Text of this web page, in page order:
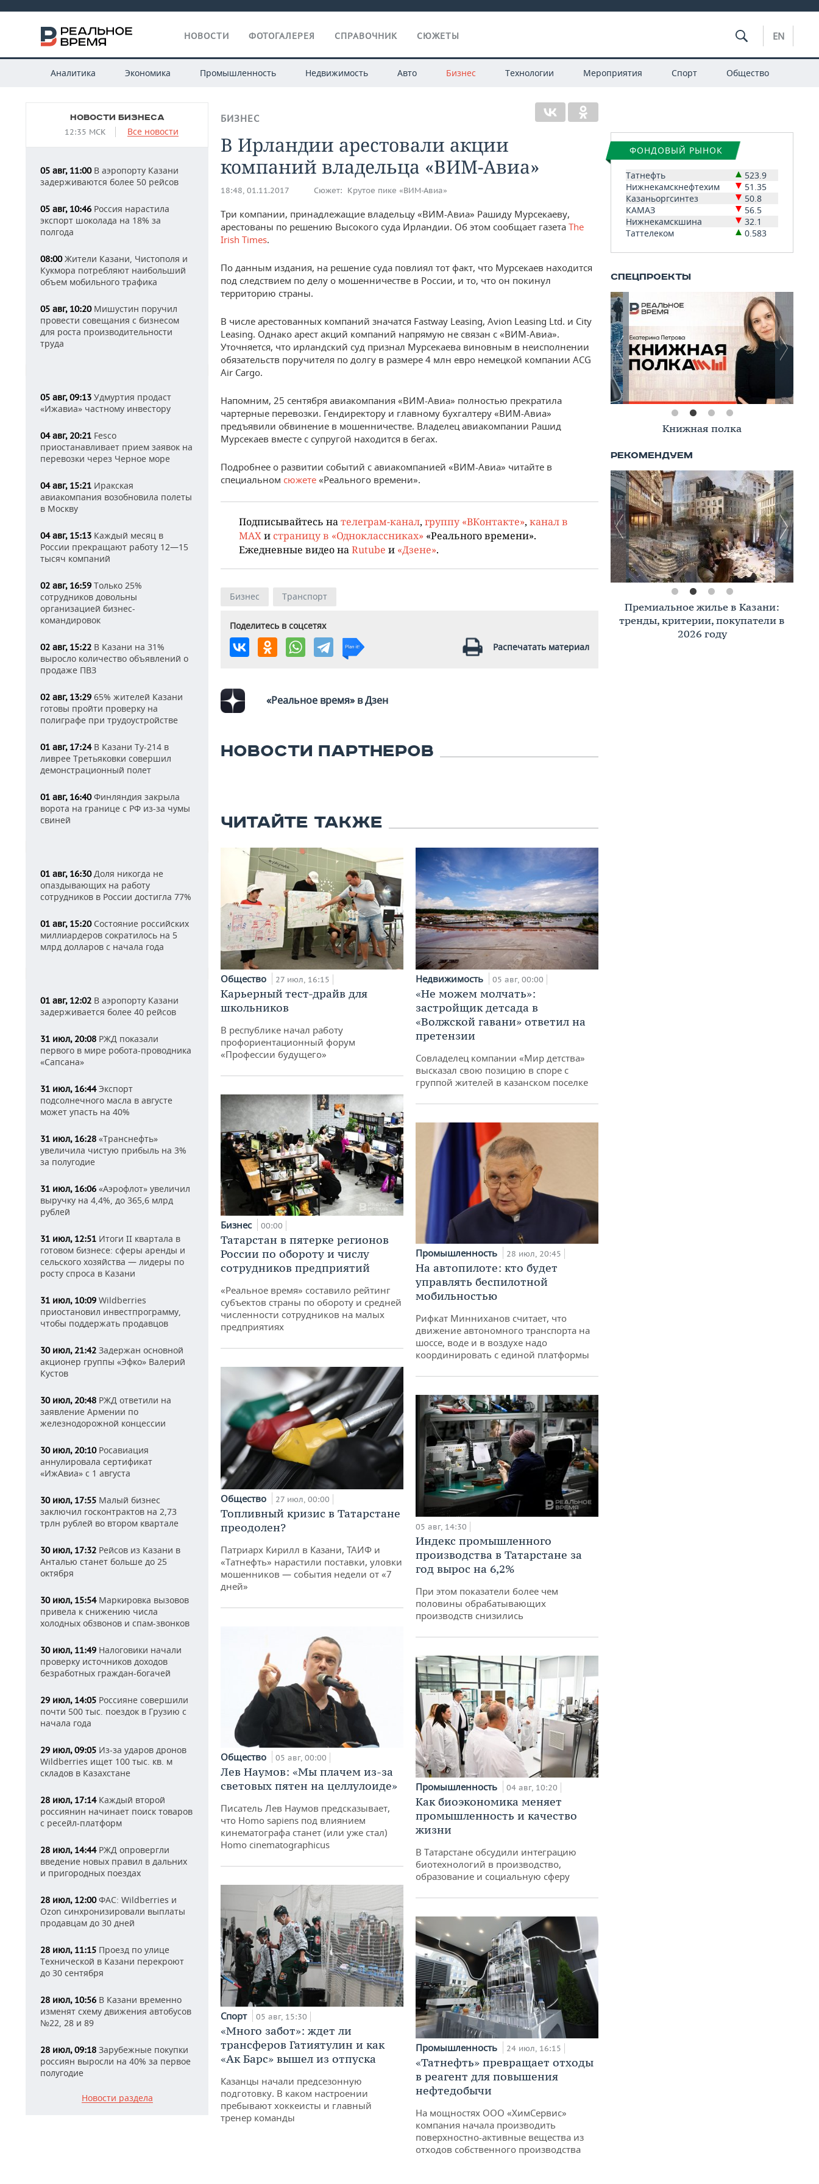
НОВОСТИ ФОТОГАЛЕРЕЯ СПРАВОЧНИК СЮЖЕТЫ EN
Аналитика Экономика Промышленность Недвижимость Авто Бизнес Технологии Мероприятия Спорт Общество
НОВОСТИ БИЗНЕСА
12:35 МСК Все новости
05 авг, 11:00В аэропорту Казани
задерживаются более 50 рейсов
05 авг, 10:46 Россия нарастила
экспорт шоколада на 18% за
полгода
08:00Жители Казани, Чистополя и
Кукмора потребляют наибольший
объем мобильного трафика
05 авг, 10:20Мишустин поручил
провести совещания с бизнесом
для роста производительности
труда
05 авг, 09:13 Удмуртия продаст
«Ижавиа» частному инвестору
04 авг, 20:21 Fesco
приостанавливает прием заявок на
перевозки через Черное море
04 авг, 15:21 Иракская
авиакомпания возобновила полеты
в Москву
04 авг, 15:13 Каждый месяц в
России прекращают работу 12—15
тысяч компаний
02 авг, 16:59 Только 25%
сотрудников довольны
организацией бизнес-
командировок
02 авг, 15:22 В Казани на 31%
выросло количество объявлений о
продаже ПВЗ
02 авг, 13:29 65% жителей Казани
готовы пройти проверку на
полиграфе при трудоустройстве
01 авг, 17:24В Казани Ту-214 в
ливрее Третьяковки совершил
демонстрационный полет
01 авг, 16:40Финляндия закрыла
ворота на границе с РФ из-за чумы
свиней
01 авг, 16:30Доля никогда не
опаздывающих на работу
сотрудников в России достигла 77%
01 авг, 15:20Состояние российских
миллиардеров сократилось на 5
млрд долларов с начала года
01 авг, 12:02 В аэропорту Казани
задерживается более 40 рейсов
31 июл, 20:08 РЖД показали
первого в мире робота-проводника
«Сапсана»
31 июл, 16:44Экспорт
подсолнечного масла в августе
может упасть на 40%
31 июл, 16:28 «Транснефть»
увеличила чистую прибыль на 3%
за полугодие
31 июл, 16:06 «Аэрофлот» увеличил
выручку на 4,4%, до 365,6 млрд
рублей
31 июл, 12:51 Итоги II квартала в
готовом бизнесе: сферы аренды и
сельского хозяйства — лидеры по
росту спроса в Казани
31 июл, 10:09 Wildberries
приостановил инвестпрограмму,
чтобы поддержать продавцов
30 июл, 21:42 Задержан основной
акционер группы «Эфко» Валерий
Кустов
30 июл, 20:48 РЖД ответили на
заявление Армении по
железнодорожной концессии
30 июл, 20:10Росавиация
аннулировала сертификат
«ИжАвиа» с 1 августа
30 июл, 17:55 Малый бизнес
заключил госконтрактов на 2,73
трлн рублей во втором квартале
30 июл, 17:32 Рейсов из Казани в
Анталью станет больше до 25
октября
30 июл, 15:54Маркировка вызовов
привела к снижению числа
холодных обзвонов и спам-звонков
30 июл, 11:49 Налоговики начали
проверку источников доходов
безработных граждан-богачей
29 июл, 14:05 Россияне совершили
почти 500 тыс. поездок в Грузию с
начала года
29 июл, 09:05 Из-за ударов дронов
Wildberries ищет 100 тыс. кв. м
складов в Казахстане
28 июл, 17:14Каждый второй
россиянин начинает поиск товаров
с ресейл-платформ
28 июл, 14:44РЖД опровергли
введение новых правил в дальних
и пригородных поездах
28 июл, 12:00ФАС: Wildberries и
Ozon синхронизировали выплаты
продавцам до 30 дней
28 июл, 11:15 Проезд по улице
Технической в Казани перекроют
до 30 сентября
28 июл, 10:56 В Казани временно
изменят схему движения автобусов
№22, 28 и 89
28 июл, 09:18 Зарубежные покупки
россиян выросли на 40% за первое
полугодие
Новости раздела
БИЗНЕС
В Ирландии арестовали акции
компаний владельца «ВИМ-Авиа»
18:48, 01.11.2017 Сюжет: Крутое пике «ВИМ-Авиа»
Три компании, принадлежащие владельцу «ВИМ-Авиа» Рашиду Мурсекаеву,
арестованы по решению Высокого суда Ирландии. Об этом сообщает газета The
Irish Times.
По данным издания, на решение суда повлиял тот факт, что Мурсекаев находится
под следствием по делу о мошенничестве в России, и то, что он покинул
территорию страны.
В числе арестованных компаний значатся Fastway Leasing, Avion Leasing Ltd. и City
Leasing. Однако арест акций компаний напрямую не связан с «ВИМ-Авиа».
Уточняется, что ирландский суд признал Мурсекаева виновным в неисполнении
обязательств поручителя по долгу в размере 4 млн евро немецкой компании ACG
Air Cargo.
Напомним, 25 сентября авиакомпания «ВИМ-Авиа» полностью прекратила
чартерные перевозки. Гендиректору и главному бухгалтеру «ВИМ-Авиа»
предъявили обвинение в мошенничестве. Владелец авиакомпании Рашид
Мурсекаев вместе с супругой находится в бегах.
Подробнее о развитии событий с авиакомпанией «ВИМ-Авиа» читайте в
специальном сюжете «Реального времени».
Подписывайтесь на телеграм-канал, группу «ВКонтакте», канал в
MAX и страницу в «Одноклассниках» «Реального времени».
Ежедневные видео на Rutube и «Дзене».
Бизнес Транспорт
Поделитесь в соцсетях
Распечатать материал
«Реальное время» в Дзен
НОВОСТИ ПАРТНЕРОВ
ЧИТАЙТЕ ТАКЖЕ
Общество 27 июл, 16:15
Карьерный тест-драйв для
школьников
В республике начал работу
профориентационный форум
«Профессии будущего»
Бизнес 00:00
Татарстан в пятерке регионов
России по обороту и числу
сотрудников предприятий
«Реальное время» составило рейтинг
субъектов страны по обороту и средней
численности сотрудников на малых
предприятиях
Общество 27 июл, 00:00
Топливный кризис в Татарстане
преодолен?
Патриарх Кирилл в Казани, ТАИФ и
«Татнефть» нарастили поставки, уловки
мошенников — события недели от «7
дней»
Общество 05 авг, 00:00
Лев Наумов: «Мы плачем из-за
световых пятен на целлулоиде»
Писатель Лев Наумов предсказывает,
что Homo sapiens под влиянием
кинематографа станет (или уже стал)
Homo cinematographicus
Спорт 05 авг, 15:30
«Много забот»: ждет ли
трансферов Гатиятулин и как
«Ак Барс» вышел из отпуска
Казанцы начали предсезонную
подготовку. В каком настроении
пребывают хоккеисты и главный
тренер команды
Недвижимость 05 авг, 00:00
«Не можем молчать»:
застройщик детсада в
«Волжской гавани» ответил на
претензии
Совладелец компании «Мир детства»
высказал свою позицию в споре с
группой жителей в казанском поселке
Промышленность 28 июл, 20:45
На автопилоте: кто будет
управлять беспилотной
мобильностью
Рифкат Минниханов считает, что
движение автономного транспорта на
шоссе, воде и в воздухе надо
координировать с единой платформы
05 авг, 14:30
Индекс промышленного
производства в Татарстане за
год вырос на 6,2%
При этом показатели более чем
половины обрабатывающих
производств снизились
Промышленность 04 авг, 10:20
Как биоэкономика меняет
промышленность и качество
жизни
В Татарстане обсудили интеграцию
биотехнологий в производство,
образование и социальную сферу
Промышленность 24 июл, 16:15
«Татнефть» превращает отходы
в реагент для повышения
нефтедобычи
На мощностях ООО «ХимСервис»
компания начала производить
поверхностно-активные вещества из
отходов собственного производства
ФОНДОВЫЙ РЫНОК
Татнефть
523.9
Нижнекамскнефтехим
51.35
Казаньоргсинтез
50.8
КАМАЗ
56.5
Нижнекамскшина
32.1
Таттелеком
0.583
Книжная полка
Премиальное жилье в Казани:
тренды, критерии, покупатели в
2026 году